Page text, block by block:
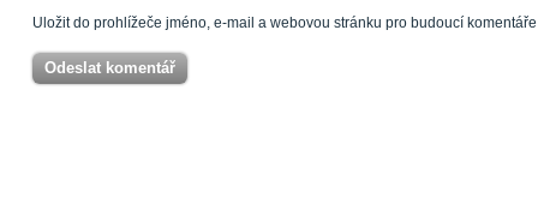
Uložit do prohlížeče jméno, e-mail a webovou stránku pro budoucí